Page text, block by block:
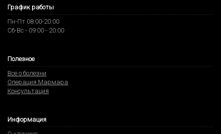
График работы
Пн-Пт 08:00-20:00
Сб-Вс - 09:00 - 20:00
Полезное
Все о болезни
Операция Мармара
Консультация
Информация